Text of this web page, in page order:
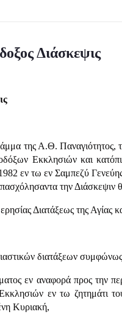
Διάσκεψις
της Α.Θ. Παναγιότητος,
Εκκλησιών και
εν τω εν Σαμπεζύ
την Διάσκεψιν
Διατάξεως της Αγίας
διατάξεων συμφώνως
εν αναφορά προς την
εν τω ζητημάτι
Κυριακή,